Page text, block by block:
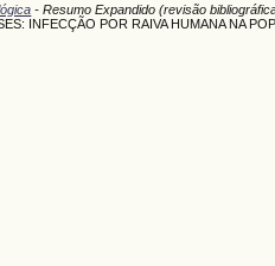
- Resumo Expandido (revisão
INFECÇÃO POR RAIVA HUMANA NA